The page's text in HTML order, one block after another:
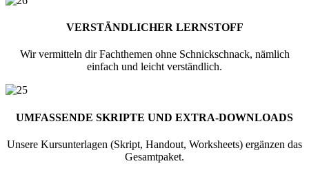
VERSTÄNDLICHER LERNSTOFF
Wir vermitteln dir Fachthemen ohne Schnickschnack, nämlich
einfach und leicht verständlich.
UMFASSENDE SKRIPTE UND EXTRA-DOWNLOADS
Unsere Kursunterlagen (Skript, Handout, Worksheets) ergänzen das
Gesamtpaket.